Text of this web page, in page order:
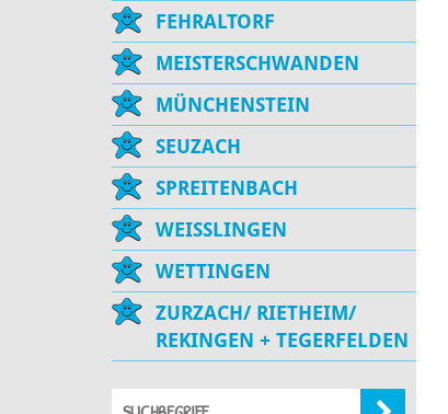
FEHRALTORF
MEISTERSCHWANDEN
MÜNCHENSTEIN
SEUZACH
SPREITENBACH
WEISSLINGEN
WETTINGEN
ZURZACH/ RIETHEIM/
REKINGEN + TEGERFELDEN